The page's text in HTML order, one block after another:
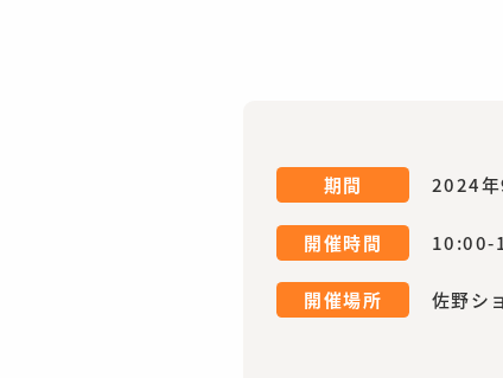
期間 2024年
開催時間 10:00-
開催場所 佐野シ